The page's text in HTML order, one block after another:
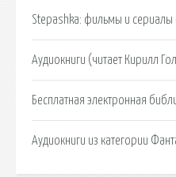
Stepashka: фильмы и сериалы
Аудиокниги (читает Кирилл
Бесплатная электронная
Аудиокниги из категории